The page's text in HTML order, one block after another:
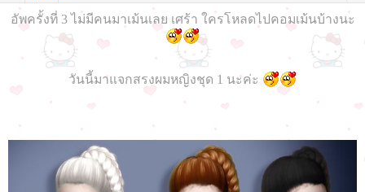
อัพครั้งที่ 3 ไม่มีคนมาเม้นเลย เศร้า ใครโหลดไปคอมเม้นบ้างนะ
วันนี้มาแจกสรงผมหญิงชุด 1 นะค่ะ